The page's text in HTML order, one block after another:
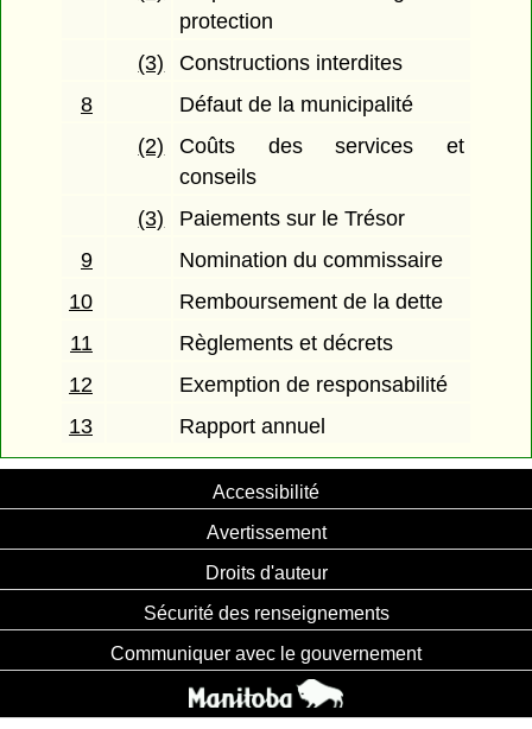
protection
(3)
Constructions interdites
8
Défaut de la municipalité
(2)
Coûts des services et
conseils
(3)
Paiements sur le Trésor
9
Nomination du commissaire
10
Remboursement de la dette
11
Règlements et décrets
12
Exemption de responsabilité
13
Rapport annuel
Accessibilité
Avertissement
Droits d'auteur
Sécurité des renseignements
Communiquer avec le gouvernement